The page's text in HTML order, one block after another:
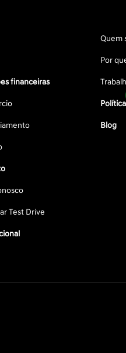
financeiras
Test Drive
Quem
Por
Blog